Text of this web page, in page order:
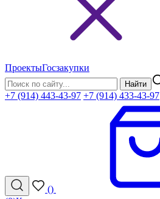
ПроектыГосзакупки
Найти
+7 (914) 443-43-97 +7 (914) 433-43-97
()